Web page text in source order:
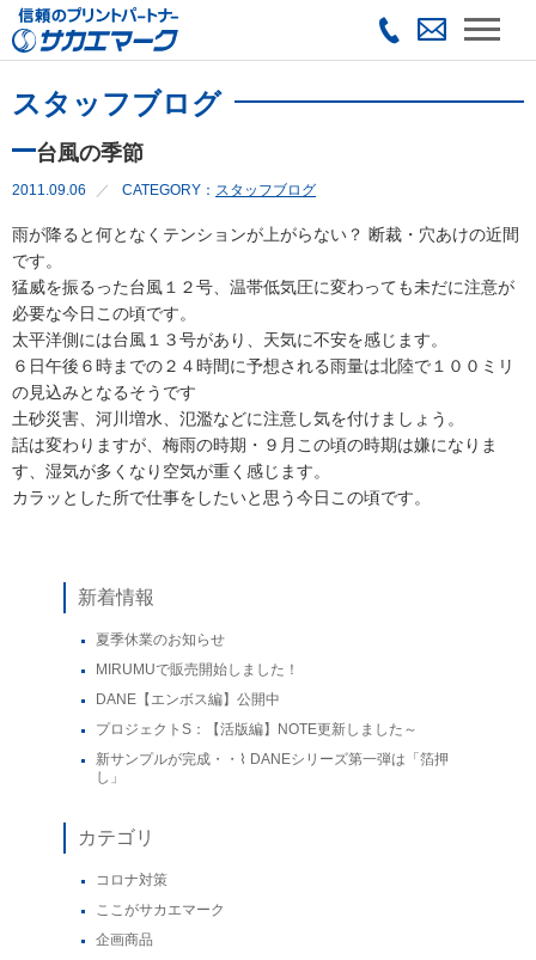
スタッフブログ
台風の季節
2011.09.06 CATEGORY： スタッフブログ
雨が降ると何となくテンションが上がらない？ 断裁・穴あけの近間
です。
猛威を振るった台風１２号、温帯低気圧に変わっても未だに注意が
必要な今日この頃です。
太平洋側には台風１３号があり、天気に不安を感じます。
６日午後６時までの２４時間に予想される雨量は北陸で１００ミリ
の見込みとなるそうです
土砂災害、河川増水、氾濫などに注意し気を付けましょう。
話は変わりますが、梅雨の時期・９月この頃の時期は嫌になりま
す、湿気が多くなり空気が重く感じます。
カラッとした所で仕事をしたいと思う今日この頃です。
新着情報
夏季休業のお知らせ
MIRUMUで販売開始しました！
DANE【エンボス編】公開中
プロジェクトS：【活版編】NOTE更新しました～
新サンプルが完成・・⌇ DANEシリーズ第一弾は「箔押
し」
カテゴリ
コロナ対策
ここがサカエマーク
企画商品